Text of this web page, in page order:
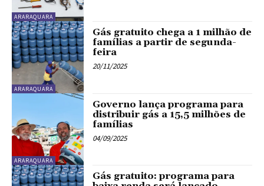
ARARAQUARA
ARARAQUARA
Gás gratuito chega a 1 milhão de
famílias a partir de segunda-
feira
20/11/2025
ARARAQUARA
Governo lança programa para
distribuir gás a 15,5 milhões de
famílias
04/09/2025
Gás gratuito: programa para